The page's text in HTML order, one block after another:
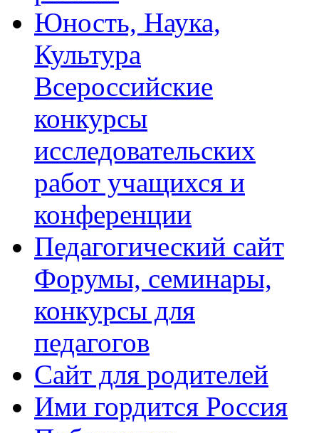
Юность, Наука,
Культура
Всероссийские
конкурсы
исследовательских
работ учащихся и
конференции
Педагогический сайт
Форумы, семинары,
конкурсы для
педагогов
Сайт для родителей
Ими гордится Россия